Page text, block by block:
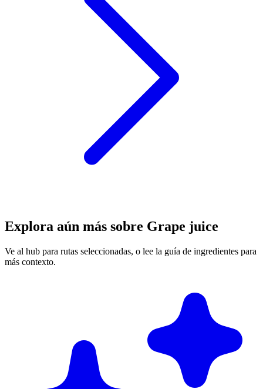
Explora aún más sobre Grape juice
Ve al hub para rutas seleccionadas, o lee la guía de ingredientes para
más contexto.